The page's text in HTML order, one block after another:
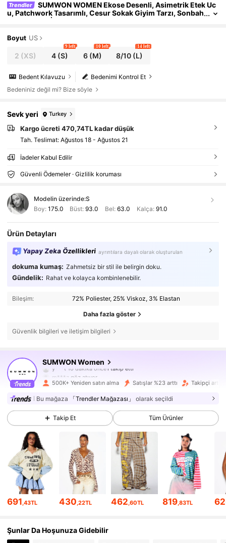
Trendler
SUMWON WOMEN Ekose Desenli, Asimetrik Etek Uc
u, Patchwork Tasarımlı, Cesur Sokak Giyim Tarzı, Sonbah
ar/Kış Moda İfadesi Parçası
Boyut US
2 (XS) 4(S)
9 left
6(M)
10 left
8/10 (L)
14 left
Bedenimi Kontrol Et
Bedent Kılavuzu
Bedeniniz değil mi? Bize söyle
Sevk yeri Turkey
Kargo ücreti 470,74TL kadar düşük
Tah. Teslimat: Ağustos 18 - Ağustos 21
İadeler Kabul Edilir
Güvenli Ödemeler · Gizlilik koruması
Modelin üzerinde:S
Boy: 175.0 Büst:93.0 Bel: 63.0 Kalça: 91.0
Ürün Detayları
Yapay Zeka Özellikleri ayrıntılara dayalı olarak oluşturulan
dokuma kumaş: Zahmetsiz bir stil ile belirgin doku.
Gündelik: Rahat ve kolayca kombinlenebilir.
Bileşim: 72% Poliester, 25% Viskoz, 3% Elastan
Daha fazla göster
Güvenlik bilgileri ve iletişim bilgileri
SUMWON Women
m***zgöz atıyor
4,81
873K Takipçiler
4,81 873K Takipçiler
873K Takipçiler
873K Takipçiler
4,81 873K Takipçiler
500K+ Yeniden satın alma Satışlar %23 arttı Takipçi artışı
Bu mağaza 「Trendler Mağazası」 olarak seçildi
Takip Et Tüm Ürünler
691,43TL 430,22TL 462,60TL 819,83TL
Şunlar Da Hoşunuza Gidebilir